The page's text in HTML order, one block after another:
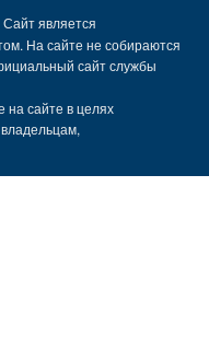
Сайт является
На сайте не собираются
сайт службы
на сайте в целях